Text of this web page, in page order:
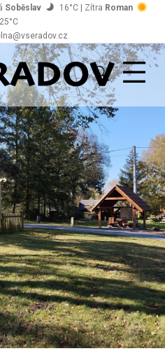
Soběslav 16°C | Zítra Roman
25°C